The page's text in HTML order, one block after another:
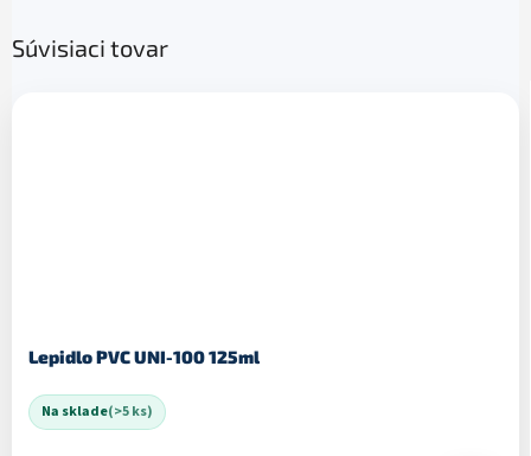
Súvisiaci tovar
Lepidlo PVC UNI-100 125ml
Na sklade(>5 ks)